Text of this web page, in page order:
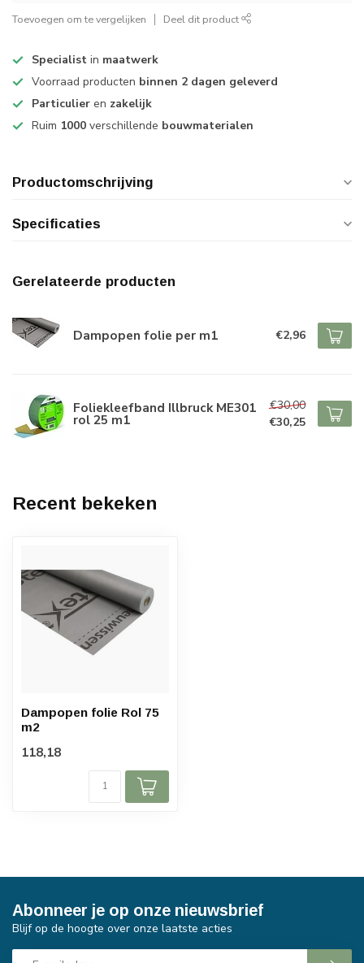
Toevoegen om te vergelijken Deel dit product
Specialist in maatwerk
Voorraad producten binnen 2 dagen geleverd
Particulier en zakelijk
Ruim 1000 verschillende bouwmaterialen
Productomschrijving
Specificaties
Gerelateerde producten
Dampopen folie per m1 €2,96
Foliekleefband Illbruck ME301
rol 25 m1
€30,00
€30,25
Recent bekeken
Dampopen folie Rol 75
m2
118,18
Abonneer je op onze nieuwsbrief
Blijf op de hoogte over onze laatste acties